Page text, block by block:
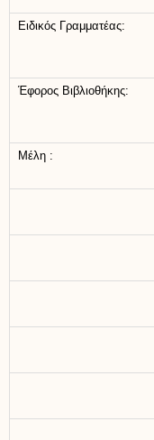
Ειδικός Γραμματέας:
Έφορος Βιβλιοθήκης:
Μέλη :